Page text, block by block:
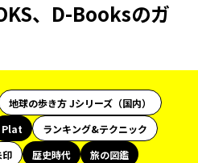
、D-Booksのガ
地球の歩き方 Jシリーズ（国内）
Plat
ランキング&テクニック
印 歴史時代
旅の図鑑